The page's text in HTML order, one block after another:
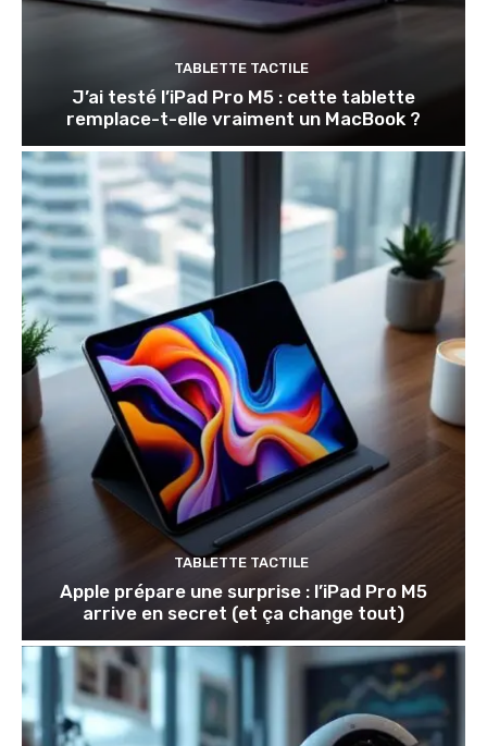
TABLETTE TACTILE
J’ai testé l’iPad Pro M5 : cette tablette
remplace-t-elle vraiment un MacBook ?
TABLETTE TACTILE
Apple prépare une surprise : l’iPad Pro M5
arrive en secret (et ça change tout)